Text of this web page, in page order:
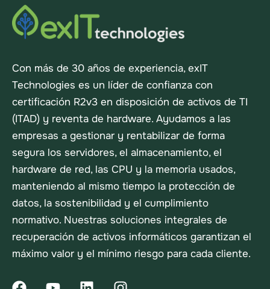
Con más de 30 años de experiencia, exIT
Technologies es un líder de confianza con
certificación R2v3 en disposición de activos de TI
(ITAD) y reventa de hardware. Ayudamos a las
empresas a gestionar y rentabilizar de forma
segura los servidores, el almacenamiento, el
hardware de red, las CPU y la memoria usados,
manteniendo al mismo tiempo la protección de
datos, la sostenibilidad y el cumplimiento
normativo. Nuestras soluciones integrales de
recuperación de activos informáticos garantizan el
máximo valor y el mínimo riesgo para cada cliente.